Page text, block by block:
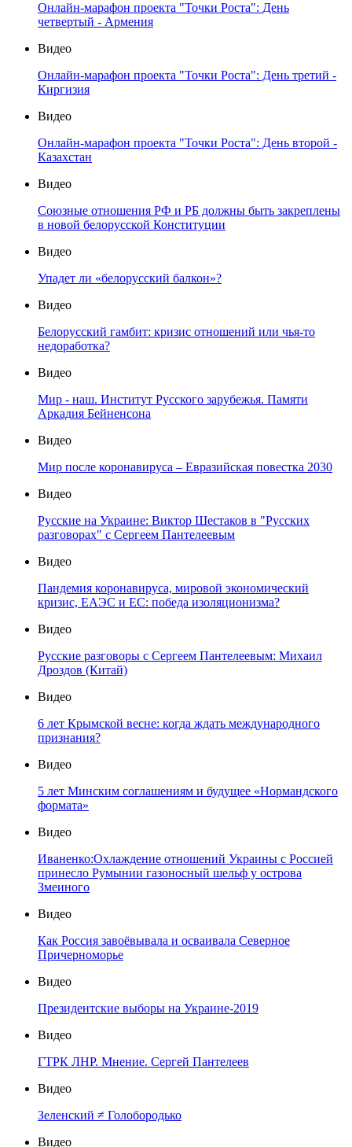
Онлайн-марафон проекта "Точки Роста": День
четвертый - Армения
Видео
Онлайн-марафон проекта "Точки Роста": День третий -
Киргизия
Видео
Онлайн-марафон проекта "Точки Роста": День второй -
Казахстан
Видео
Союзные отношения РФ и РБ должны быть закреплены
в новой белорусской Конституции
Видео
Упадет ли «белорусский балкон»?
Видео
Белорусский гамбит: кризис отношений или чья-то
недоработка?
Видео
Мир - наш. Институт Русского зарубежья. Памяти
Аркадия Бейненсона
Видео
Мир после коронавируса – Евразийская повестка 2030
Видео
Русские на Украине: Виктор Шестаков в "Русских
разговорах" с Сергеем Пантелеевым
Видео
Пандемия коронавируса, мировой экономический
кризис, ЕАЭС и ЕС: победа изоляционизма?
Видео
Русские разговоры с Сергеем Пантелеевым: Михаил
Дроздов (Китай)
Видео
6 лет Крымской весне: когда ждать международного
признания?
Видео
5 лет Минским соглашениям и будущее «Нормандского
формата»
Видео
Иваненко:Охлаждение отношений Украины с Россией
принесло Румынии газоносный шельф у острова
Змеиного
Видео
Как Россия завоёвывала и осваивала Северное
Причерноморье
Видео
Президентские выборы на Украине-2019
Видео
ГТРК ЛНР. Мнение. Сергей Пантелеев
Видео
Зеленский ≠ Голобородько
Видео